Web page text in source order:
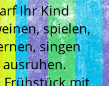
Ihr Kind
spielen,
singen
Frühstück mit